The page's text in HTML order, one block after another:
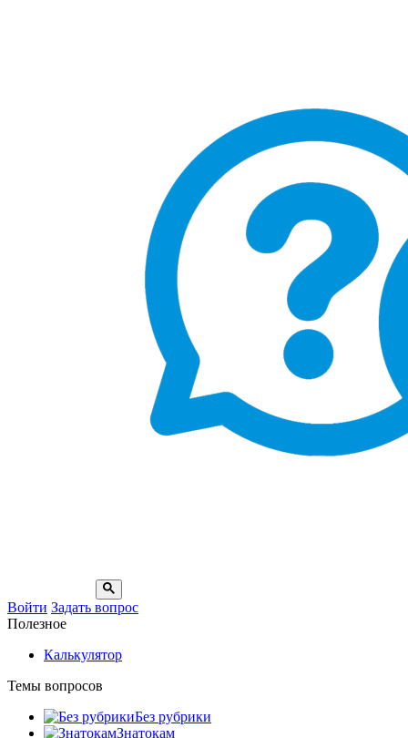
Войти Задать вопрос
Полезное
Калькулятор
Темы вопросов
Без рубрики
Знатокам